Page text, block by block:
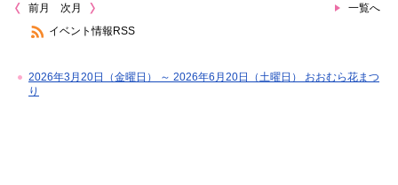
前月 一覧へ
次月
イベント情報RSS
2026年3月20日（金曜日） ～ 2026年6月20日（土曜日） おおむら花まつ
り